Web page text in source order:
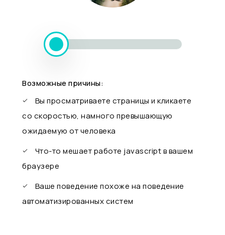
Возможные причины:
Вы просматриваете страницы и кликаете
со скоростью, намного превышающую
ожидаемую от человека
Что-то мешает работе javascript в вашем
браузере
Ваше поведение похоже на поведение
автоматизированных систем